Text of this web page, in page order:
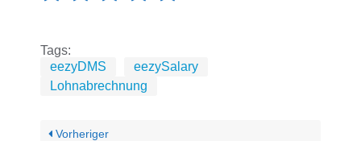
Tags:
eezyDMS
eezySalary
Lohnabrechnung
Vorheriger